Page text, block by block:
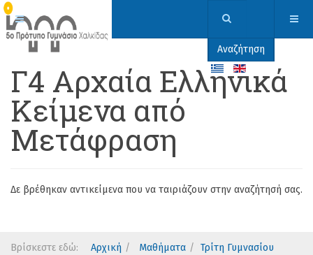
Αναζήτηση
Γ4 Αρχαία Ελληνικά
Κείμενα από
Μετάφραση
Δε βρέθηκαν αντικείμενα που να ταιριάζουν στην αναζήτησή σας.
Βρίσκεστε εδώ: Αρχική Μαθήματα
Τρίτη Γυμνασίου